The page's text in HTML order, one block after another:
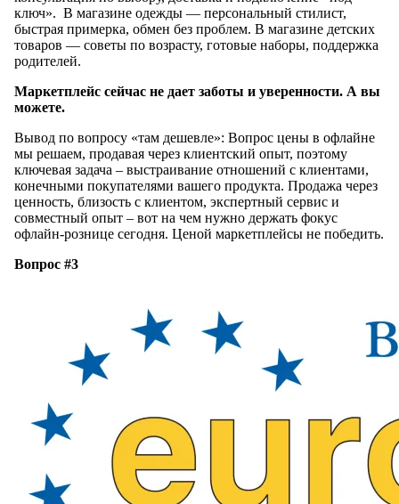
ключ». В магазине одежды — персональный стилист,
быстрая примерка, обмен без проблем. В магазине детских
товаров — советы по возрасту, готовые наборы, поддержка
родителей.
Маркетплейс сейчас не дает заботы и уверенности. А вы
можете.
Вывод по вопросу «там дешевле»: Вопрос цены в офлайне
мы решаем, продавая через клиентский опыт, поэтому
ключевая задача – выстраивание отношений с клиентами,
конечными покупателями вашего продукта. Продажа через
ценность, близость с клиентом, экспертный сервис и
совместный опыт – вот на чем нужно держать фокус
офлайн-рознице сегодня. Ценой маркетплейсы не победить.
Вопрос #3